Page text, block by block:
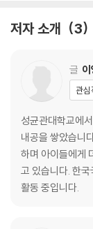
저자 소개 3
글
관심
성균관대학교에
내공을 쌓았습니
하며 아이들에게
고 있습니다. 한
활동 중입니다.